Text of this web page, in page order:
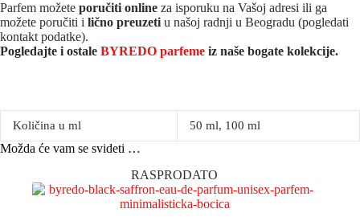
Parfem možete poručiti online za isporuku na Vašoj adresi ili ga
možete poručiti i lično preuzeti u našoj radnji u Beogradu (pogledati
kontakt podatke).
Pogledajte i ostale BYREDO parfeme iz naše bogate kolekcije.
Količina u ml 50 ml, 100 ml
Možda će vam se svideti …
RASPRODATO